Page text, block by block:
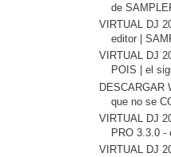
de
VIRTUAL DJ
editor |
VIRTUAL DJ
POIS | el
DESCARGAR
que no se
VIRTUAL DJ
PRO 3.3.0 -
VIRTUAL DJ